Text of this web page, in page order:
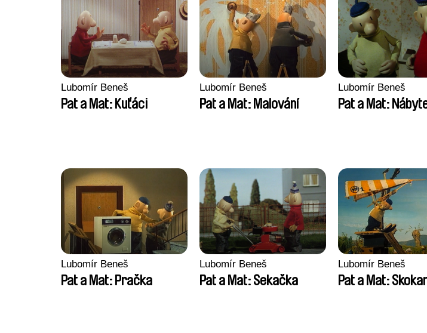
Lubomír Beneš
Pat a Mat: Kuťáci
Lubomír Beneš
Pat a Mat: Malování
Lubomír Beneš
Pat a Mat:
Lubomír Beneš
Pat a Mat: Pračka
Lubomír Beneš
Pat a Mat: Sekačka
Lubomír Beneš
Pat a Mat: